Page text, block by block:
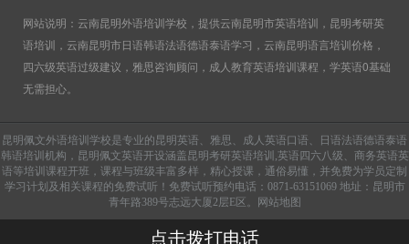
网站说明：云南昆明外语培训学校，提供云南昆明市英语培训，昆明考研英
语培训，云南昆明市日语韩语法语德语泰语学习，云南昆明语言培训价格，
四六级英语过级建议，雅思咨询顾问，成人教育英语培训课程，学英语0基础
无需担心。
昆明佩文外语培训学校是专业的昆明英语、雅思、成人英语口语、日语法语德语泰语
韩语培训机构，昆明佩文英语开设涵盖昆明考研英语培训,英语四六八级、商务英语英
语等培训课程开班，课程与班级丰富多样，精心授课，通俗易懂，并免费为学员定制
学习计划及相关课程的免费试听！免费试听预约电话：0871-63151069 地址：昆明市
青年路389号志远大厦2层E区。
网站地图
点击拨打电话